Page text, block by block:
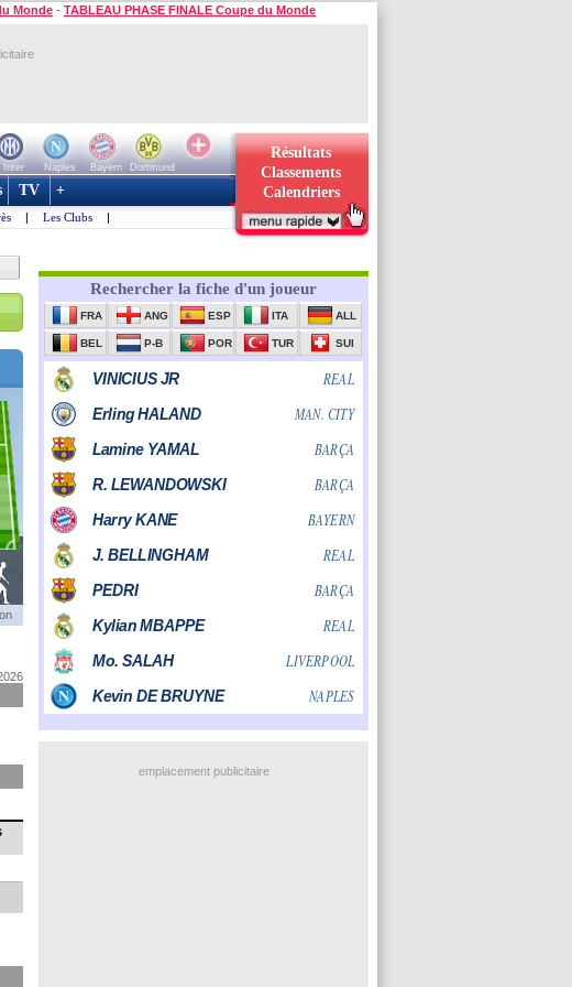
Monde - TABLEAU PHASE FINALE Coupe du Monde
Inter Naples Bayern
Dortmund
Résultats
Classements
Calendriers
TV +
| Les Clubs |
emplacement publicitaire